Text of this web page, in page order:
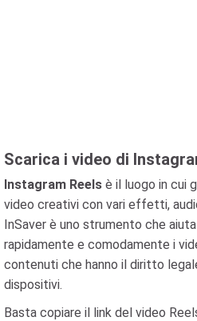
Scarica i video di
Instagram Reels è il luogo in cui
video creativi con vari effetti,
InSaver è uno strumento che
rapidamente e comodamente i
contenuti che hanno il diritto
dispositivi.
Basta copiare il link del video